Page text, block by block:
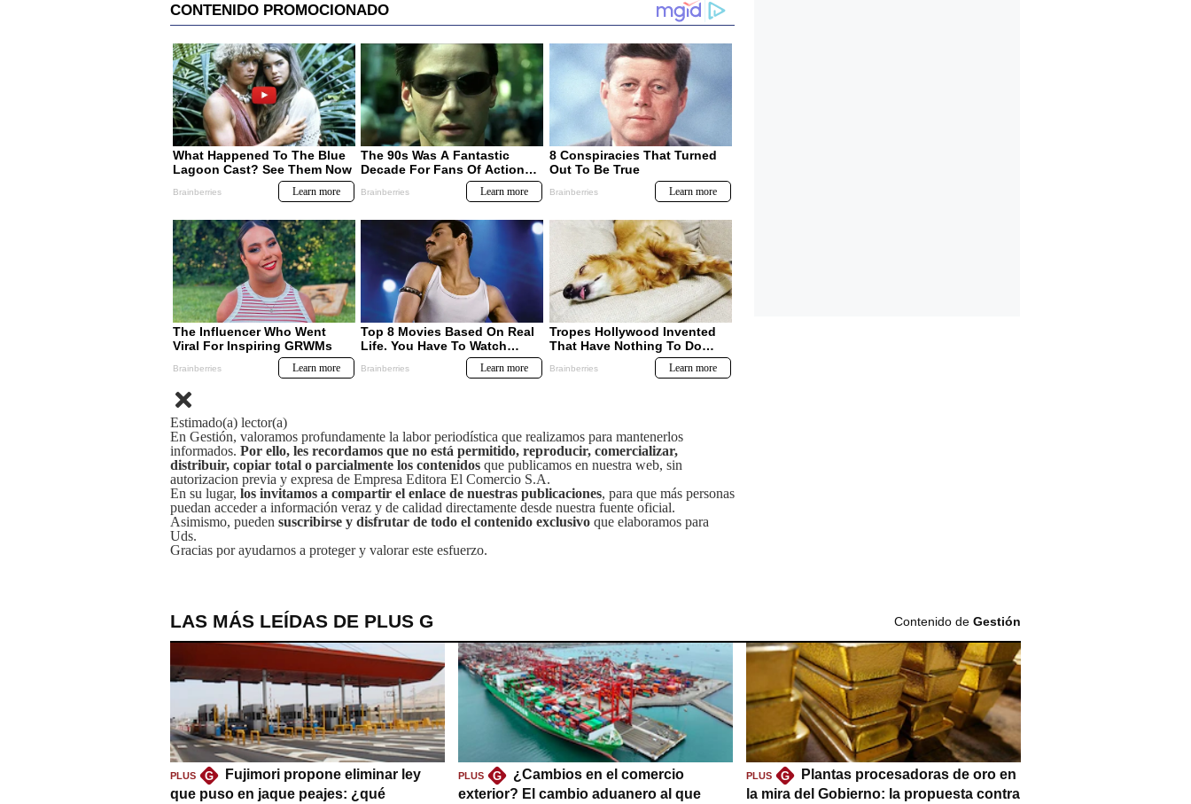
Estimado(a) lector(a)
En Gestión, valoramos profundamente la labor periodística que realizamos para mantenerlos
informados. Por ello, les recordamos que no está permitido, reproducir, comercializar,
distribuir, copiar total o parcialmente los contenidos que publicamos en nuestra web, sin
autorizacion previa y expresa de Empresa Editora El Comercio S.A.
En su lugar, los invitamos a compartir el enlace de nuestras publicaciones, para que más personas
puedan acceder a información veraz y de calidad directamente desde nuestra fuente oficial.
Asimismo, pueden suscribirse y disfrutar de todo el contenido exclusivo que elaboramos para
Uds.
Gracias por ayudarnos a proteger y valorar este esfuerzo.
LAS MÁS LEÍDAS DE PLUS G Contenido de Gestión
PLUS G
Fujimori propone eliminar ley
que puso en jaque peajes: ¿qué
PLUS G
¿Cambios en el comercio
exterior? El cambio aduanero al que
PLUS G
Plantas procesadoras de oro en
la mira del Gobierno: la propuesta contra